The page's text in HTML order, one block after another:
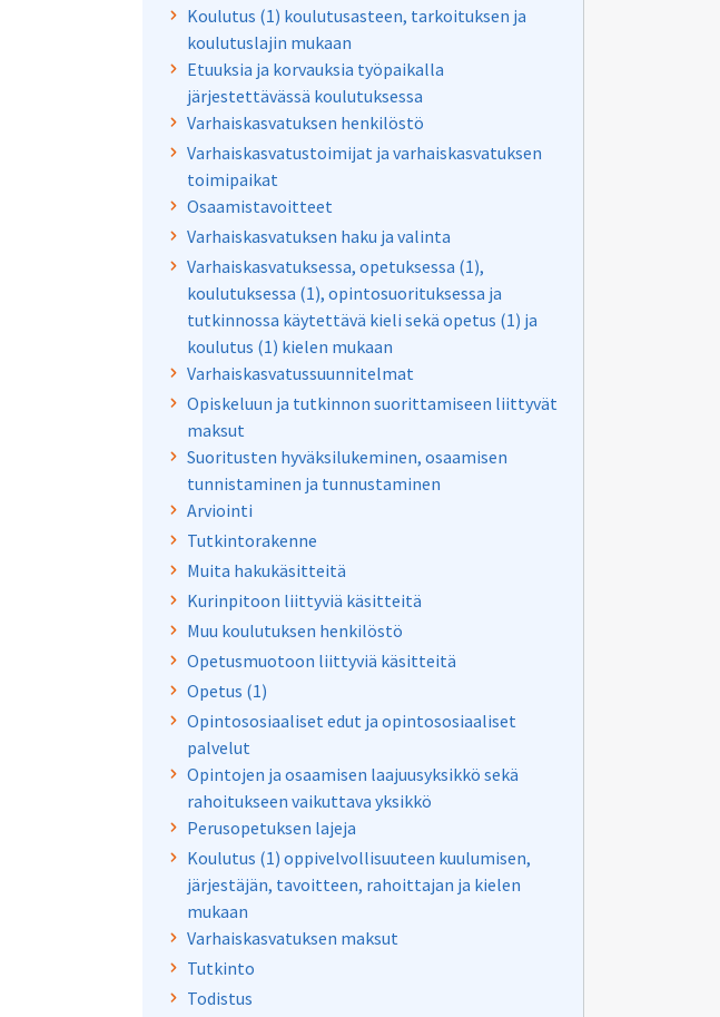
Koulutus (1) koulutusasteen, tarkoituksen ja
koulutuslajin mukaan
Etuuksia ja korvauksia työpaikalla
järjestettävässä koulutuksessa
Varhaiskasvatuksen henkilöstö
Varhaiskasvatustoimijat ja varhaiskasvatuksen
toimipaikat
Osaamistavoitteet
Varhaiskasvatuksen haku ja valinta
Varhaiskasvatuksessa, opetuksessa (1),
koulutuksessa (1), opintosuorituksessa ja
tutkinnossa käytettävä kieli sekä opetus (1) ja
koulutus (1) kielen mukaan
Varhaiskasvatussuunnitelmat
Opiskeluun ja tutkinnon suorittamiseen liittyvät
maksut
Suoritusten hyväksilukeminen, osaamisen
tunnistaminen ja tunnustaminen
Arviointi
Tutkintorakenne
Muita hakukäsitteitä
Kurinpitoon liittyviä käsitteitä
Muu koulutuksen henkilöstö
Opetusmuotoon liittyviä käsitteitä
Opetus (1)
Opintososiaaliset edut ja opintososiaaliset
palvelut
Opintojen ja osaamisen laajuusyksikkö sekä
rahoitukseen vaikuttava yksikkö
Perusopetuksen lajeja
Koulutus (1) oppivelvollisuuteen kuulumisen,
järjestäjän, tavoitteen, rahoittajan ja kielen
mukaan
Varhaiskasvatuksen maksut
Tutkinto
Todistus